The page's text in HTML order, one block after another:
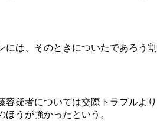
は、そのときについたであろう割
疑者については交際トラブルより
ほうが強かったという。